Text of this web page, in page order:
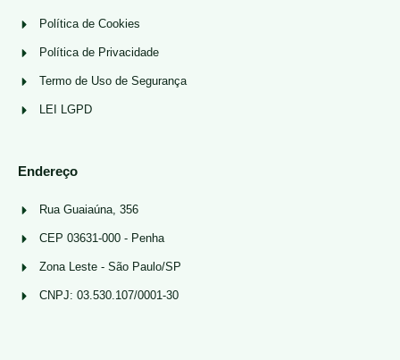
Política de Cookies
Política de Privacidade
Termo de Uso de Segurança
LEI LGPD
Endereço
Rua Guaiaúna, 356
CEP 03631-000 - Penha
Zona Leste - São Paulo/SP
CNPJ: 03.530.107/0001-30